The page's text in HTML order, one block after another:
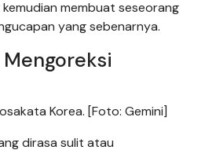
kemudian membuat seseorang
yang sebenarnya.
Mengoreksi
Korea. [Foto: Gemini]
dirasa sulit atau